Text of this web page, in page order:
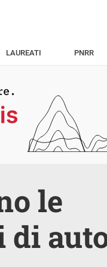
LAUREATI PNRR
le